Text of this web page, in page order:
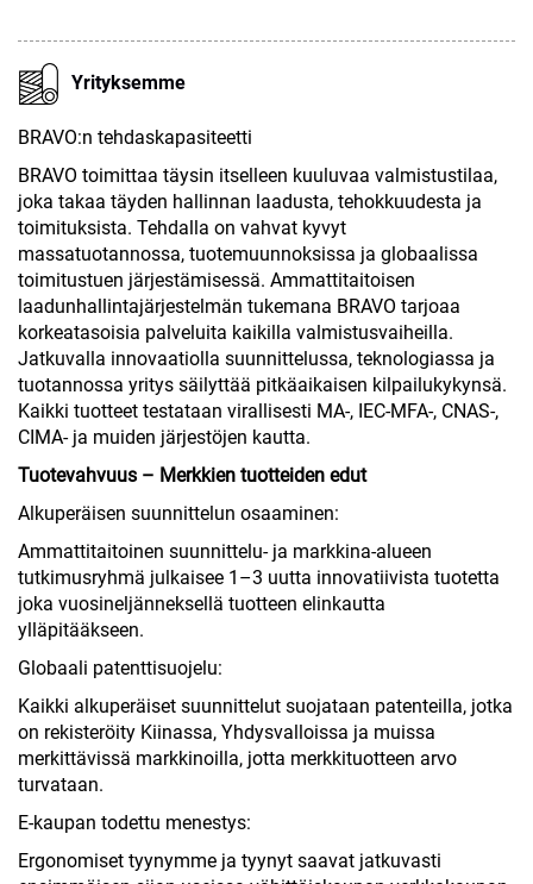
Yrityksemme
BRAVO:n tehdaskapasiteetti
BRAVO toimittaa täysin itselleen kuuluvaa valmistustilaa,
joka takaa täyden hallinnan laadusta, tehokkuudesta ja
toimituksista. Tehdalla on vahvat kyvyt
massatuotannossa, tuotemuunnoksissa ja globaalissa
toimitustuen järjestämisessä. Ammattitaitoisen
laadunhallintajärjestelmän tukemana BRAVO tarjoaa
korkeatasoisia palveluita kaikilla valmistusvaiheilla.
Jatkuvalla innovaatiolla suunnittelussa, teknologiassa ja
tuotannossa yritys säilyttää pitkäaikaisen kilpailukykynsä.
Kaikki tuotteet testataan virallisesti MA-, IEC-MFA-, CNAS-,
CIMA- ja muiden järjestöjen kautta.
Tuotevahvuus – Merkkien tuotteiden edut
Alkuperäisen suunnittelun osaaminen:
Ammattitaitoinen suunnittelu- ja markkina-alueen
tutkimusryhmä julkaisee 1–3 uutta innovatiivista tuotetta
joka vuosineljänneksellä tuotteen elinkautta
ylläpitääkseen.
Globaali patenttisuojelu:
Kaikki alkuperäiset suunnittelut suojataan patenteilla, jotka
on rekisteröity Kiinassa, Yhdysvalloissa ja muissa
merkittävissä markkinoilla, jotta merkkituotteen arvo
turvataan.
E-kaupan todettu menestys:
Ergonomiset tyynymme ja tyynyt saavat jatkuvasti